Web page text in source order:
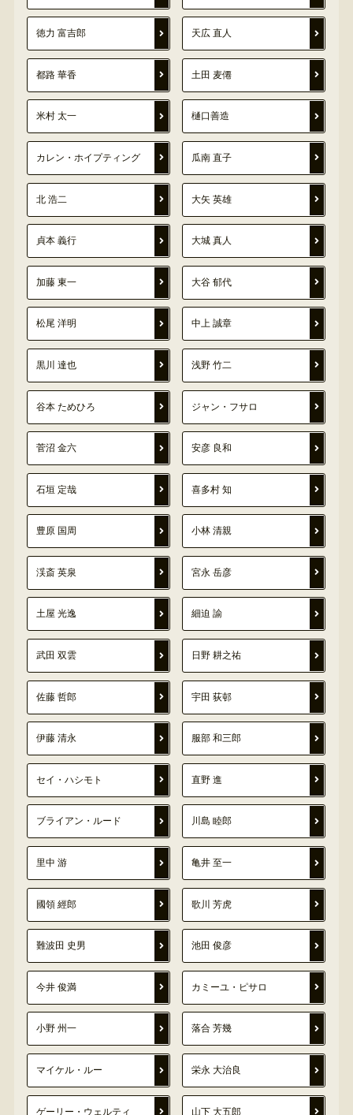
徳力 富吉郎 天広 直人
都路 華香 土田 麦僊
米村 太一 樋口善造
カレン・ホイプティング 瓜南 直子
北 浩二 大矢 英雄
貞本 義行 大城 真人
加藤 東一 大谷 郁代
松尾 洋明 中上 誠章
黒川 達也 浅野 竹二
谷本 ためひろ ジャン・フサロ
菅沼 金六 安彦 良和
石垣 定哉 喜多村 知
豊原 国周 小林 清親
渓斎 英泉 宮永 岳彦
土屋 光逸 細迫 諭
武田 双雲 日野 耕之祐
佐藤 哲郎 宇田 荻邨
伊藤 清永 服部 和三郎
セイ・ハシモト 直野 進
ブライアン・ルード 川島 睦郎
里中 游 亀井 至一
國領 經郎 歌川 芳虎
難波田 史男 池田 俊彦
今井 俊満 カミーユ・ピサロ
小野 州一 落合 芳幾
マイケル・ルー 栄永 大治良
ゲーリー・ウェルティ 山下 大五郎